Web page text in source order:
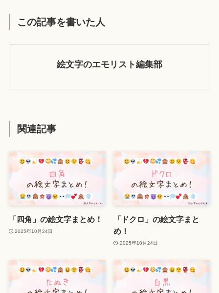
この記事を書いた人
絵文字のエモリスト編集部
関連記事
「四角」の絵文字まとめ！
2025年10月24日
「ドクロ」の絵文字まと
め！
2025年10月24日